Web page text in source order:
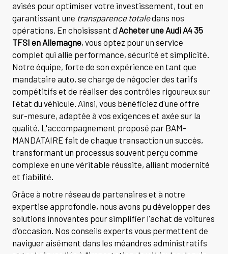
avisés pour optimiser votre investissement, tout en
garantissant une transparence totaledans nos
opérations. En choisissant d'Acheter une Audi A4 35
TFSI en Allemagne, vous optez pour un service
complet qui allie performance, sécurité et simplicité.
Notre équipe, forte de son expérience en tant que
mandataire auto, se charge de négocier des tarifs
compétitifs et de réaliser des contrôles rigoureux sur
l'état du véhicule. Ainsi, vous bénéficiez d'une offre
sur-mesure, adaptée à vos exigences et axée sur la
qualité. L'accompagnement proposé par BAM-
MANDATAIRE fait de chaque transaction un succès,
transformant un processus souvent perçu comme
complexe en une véritable réussite, alliant modernité
et fiabilité.
Grâce à notre réseau de partenaires et à notre
expertise approfondie, nous avons pu développer des
solutions innovantes pour simplifier l'achat de voitures
d'occasion. Nos conseils experts vous permettent de
naviguer aisément dans les méandres administratifs